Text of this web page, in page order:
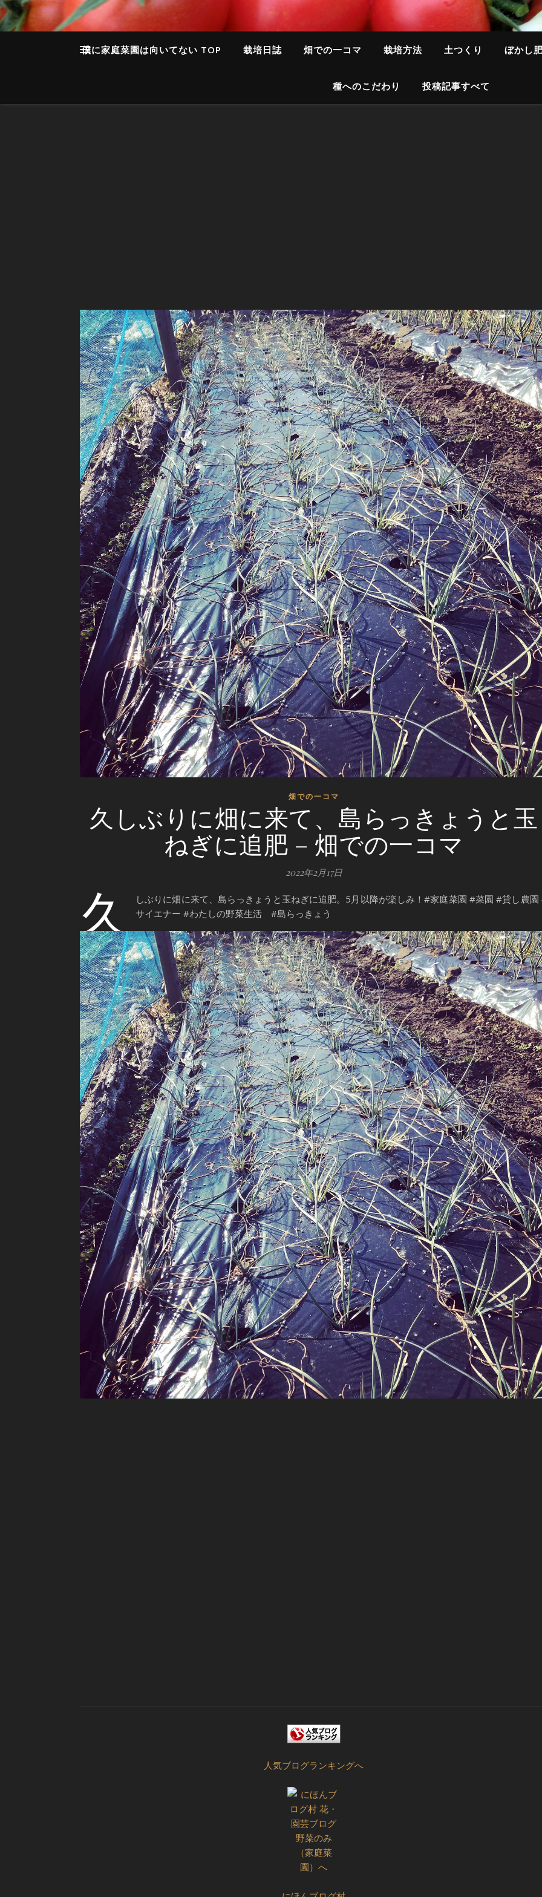
僕に家庭菜園は向いてない TOP 栽培日誌 畑での一コマ 栽培方法 土つくり ぼかし
種へのこだわり 投稿記事すべて
畑での一コマ
久しぶりに畑に来て、島らっきょうと玉
ねぎに追肥 – 畑での一コマ
2022年2月17日
久
しぶりに畑に来て、島らっきょうと玉ねぎに追肥。5月以降が楽しみ！#家庭菜園 #菜園 #貸し農園
サイエナー #わたしの野菜生活 #島らっきょう
人気ブログランキングへ